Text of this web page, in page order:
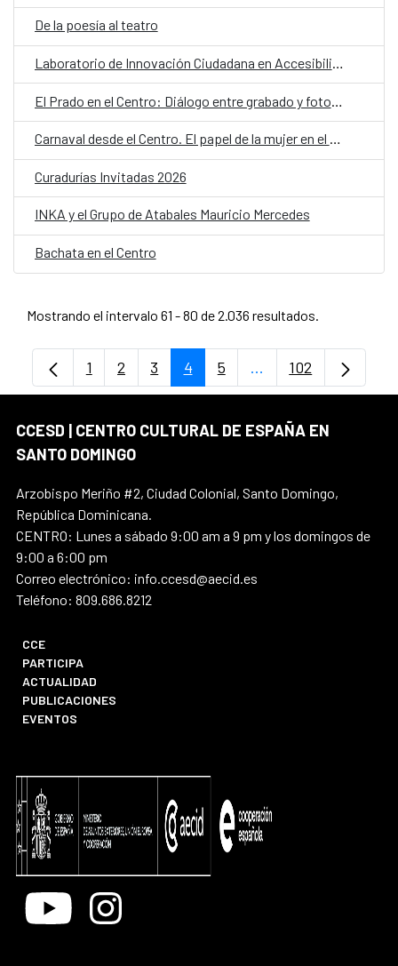
De la poesía al teatro
Laboratorio de Innovación Ciudadana en Accesibilidad e Inclusión
Carnaval desde el Centro. El papel de la mujer en el carnaval
Curadurías Invitadas 2026
INKA y el Grupo de Atabales Mauricio Mercedes
Bachata en el Centro
Mostrando el intervalo 61 - 80 de 2.036 resultados.
Página
1 Página
2 Página
3 Página
4 Página
5 ...PáginasPágina
102
CCESD | CENTRO CULTURAL DE ESPAÑA EN
SANTO DOMINGO
Arzobispo Meriño #2, Ciudad Colonial, Santo Domingo,
República Dominicana.
CENTRO: Lunes a sábado 9:00 am a 9 pm y los domingos de
9:00 a 6:00 pm
Correo electrónico: info.ccesd@aecid.es
Teléfono: 809.686.8212
CCE
PARTICIPA
ACTUALIDAD
PUBLICACIONES
EVENTOS
Youtube Instagram